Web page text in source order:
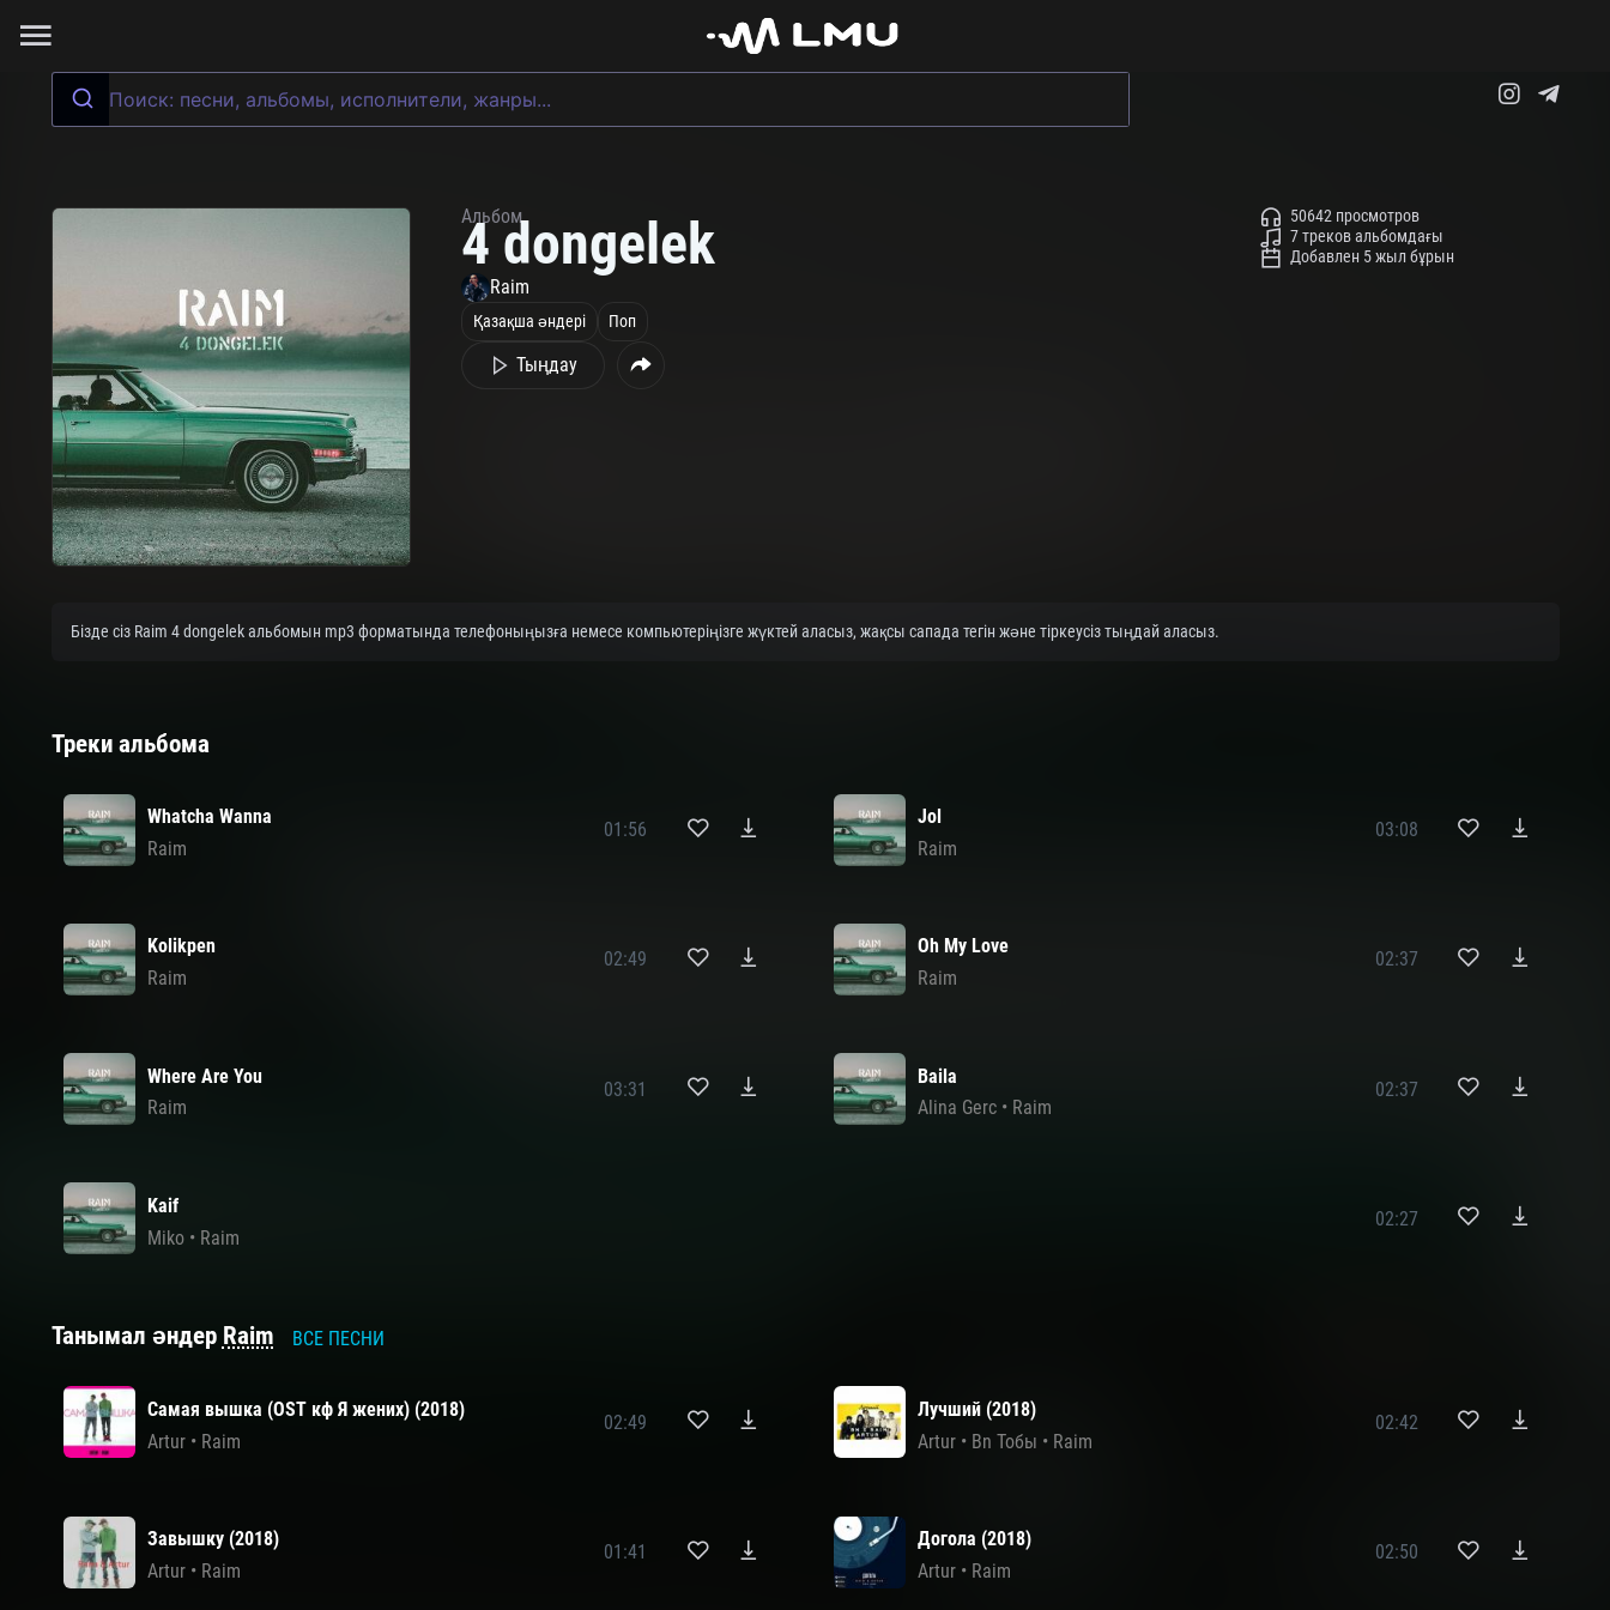
Альбом
4 dongelek
Raim
Қазақша әндері Поп
Тыңдау
50642 просмотров
7 треков альбомдағы
Добавлен 5 жыл бұрын
Бізде сіз Raim 4 dongelek альбомын mp3 форматында телефоныңызға немесе компьютеріңізге жүктей аласыз, жақсы сапада тегін және тіркеусіз тыңдай аласыз.
Треки альбома
Whatcha Wanna
Raim
01:56
Jol
Raim
03:08
Kolikpen
Raim
02:49
Oh My Love
Raim
02:37
Where Are You
Raim
03:31
Baila
Alina Gerc • Raim
02:37
Kaif
Miko• Raim
02:27
Танымал әндер Raim ВСЕ ПЕСНИ
Самая вышка (OST кф Я жених) (2018)
Artur• Raim
02:49
Лучший (2018)
Artur • Bn Тобы • Raim
02:42
Завышку (2018)
Artur• Raim
01:41
Догола (2018)
Artur • Raim
02:50